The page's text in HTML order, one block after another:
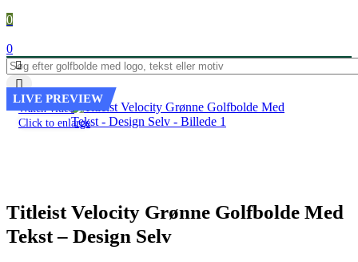
0
0
LIVE PREVIEW
Watch video
Click to enlarge
Titleist Velocity Grønne Golfbolde Med
Tekst – Design Selv